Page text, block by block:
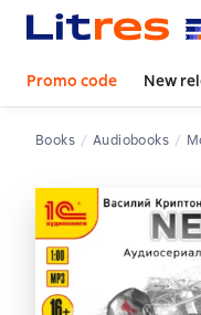
Promo code New
Books Audiobooks